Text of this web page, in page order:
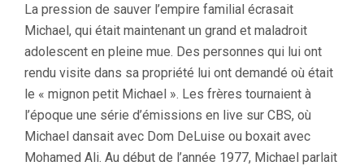
La pression de sauver l’empire familial écrasait
Michael, qui était maintenant un grand et maladroit
adolescent en pleine mue. Des personnes qui lui ont
rendu visite dans sa propriété lui ont demandé où était
le « mignon petit Michael ». Les frères tournaient à
l’époque une série d’émissions en live sur CBS, où
Michael dansait avec Dom DeLuise ou boxait avec
Mohamed Ali. Au début de l’année 1977, Michael parlait